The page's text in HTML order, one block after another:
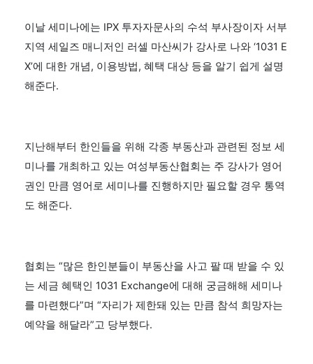
이날 세미나에는 IPX 투자자문사의 수석 부사장이자 서부
지역 세일즈 매니저인 러셀 마산씨가 강사로 나와 ‘1031 E
X’에 대한 개념, 이용방법, 혜택 대상 등을 알기 쉽게 설명
해준다.
지난해부터 한인들을 위해 각종 부동산과 관련된 정보 세
미나를 개최하고 있는 여성부동산협회는 주 강사가 영어
권인 만큼 영어로 세미나를 진행하지만 필요할 경우 통역
도 해준다.
협회는 “많은 한인분들이 부동산을 사고 팔 때 받을 수 있
는 세금 혜택인 1031 Exchange에 대해 궁금해해 세미나
를 마련했다”며 “자리가 제한돼 있는 만큼 참석 희망자는
예약을 해달라”고 당부했다.